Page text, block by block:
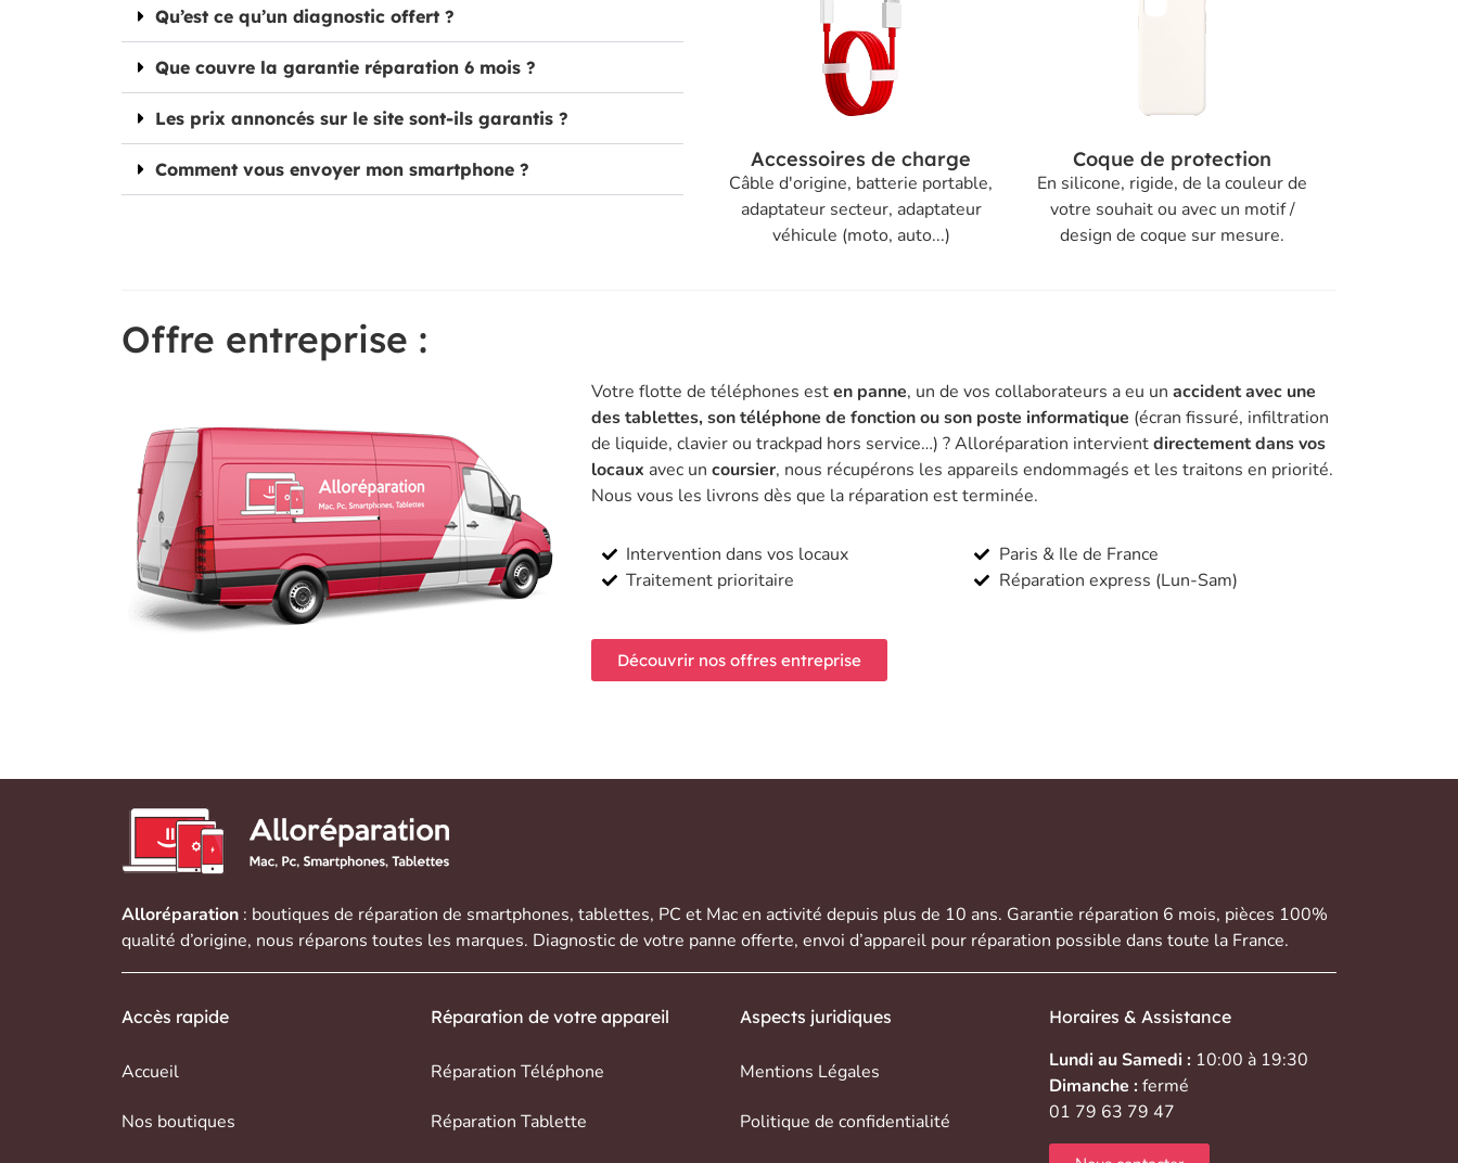
Qu’est ce qu’un diagnostic offert ?
Que couvre la garantie réparation 6 mois ?
Les prix annoncés sur le site sont-ils garantis ?
Comment vous envoyer mon smartphone ? Accessoires de charge
Câble d'origine, batterie portable,
adaptateur secteur, adaptateur
véhicule (moto, auto...)
Coque de protection
En silicone, rigide, de la couleur de
votre souhait ou avec un motif /
design de coque sur mesure.
Offre entreprise :
Votre flotte de téléphones esten panne, un de vos collaborateurs a eu un accident avec une
des tablettes, son téléphone de fonction ou son poste informatique (écran fissuré, infiltration
de liquide, clavier ou trackpad hors service…) ? Alloréparation intervientdirectement dans vos
locaux avec un coursier, nous récupérons les appareils endommagés et les traitons en priorité.
Nous vous les livrons dès que la réparation est terminée.
Intervention dans vos locaux
Traitement prioritaire
Paris & Ile de France
Réparation express (Lun-Sam)
Découvrir nos offres entreprise
Alloréparation : boutiques de réparation de smartphones, tablettes, PC et Macen activité depuis plus de 10 ans. Garantie réparation 6 mois, pièces 100%
qualité d’origine, nous réparons toutes les marques. Diagnostic de votre panne offerte, envoi d’appareil pour réparation possible dans toute la France.
Accès rapide
Accueil
Nos boutiques
Réparation de votre appareil
Réparation Téléphone
Réparation Tablette
Aspects juridiques
Mentions Légales
Politique de confidentialité
Horaires & Assistance
Lundi au Samedi : 10:00 à 19:30
Dimanche :fermé
01 79 63 79 47